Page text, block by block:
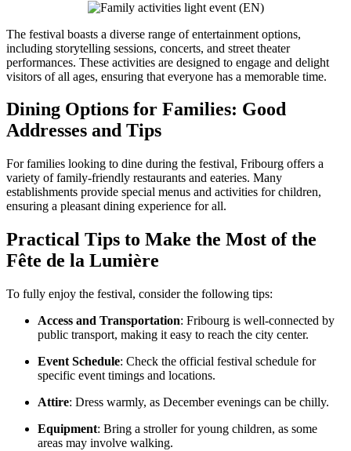
The festival boasts a diverse range of entertainment options,
including storytelling sessions, concerts, and street theater
performances. These activities are designed to engage and delight
visitors of all ages, ensuring that everyone has a memorable time.
Dining Options for Families: Good
Addresses and Tips
For families looking to dine during the festival, Fribourg offers a
variety of family-friendly restaurants and eateries. Many
establishments provide special menus and activities for children,
ensuring a pleasant dining experience for all.
Practical Tips to Make the Most of the
Fête de la Lumière
To fully enjoy the festival, consider the following tips:
Access and Transportation: Fribourg is well-connected by
public transport, making it easy to reach the city center.
Event Schedule: Check the official festival schedule for
specific event timings and locations.
Attire: Dress warmly, as December evenings can be chilly.
Equipment: Bring a stroller for young children, as some
areas may involve walking.